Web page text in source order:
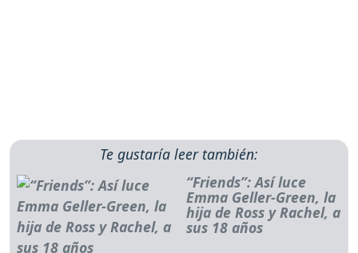
Te gustaría leer también:
“Friends”: Así luce
Emma Geller-Green, la
hija de Ross y Rachel, a
sus 18 años